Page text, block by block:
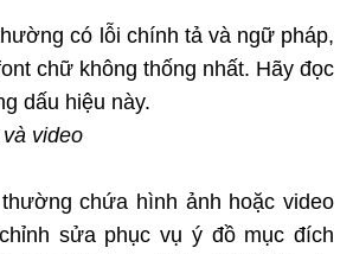
có lỗi chính tả và ngữ pháp,
chữ không thống nhất. Hãy đọc
dấu hiệu này.
video
chứa hình ảnh hoặc video
sửa phục vụ ý đồ mục đích